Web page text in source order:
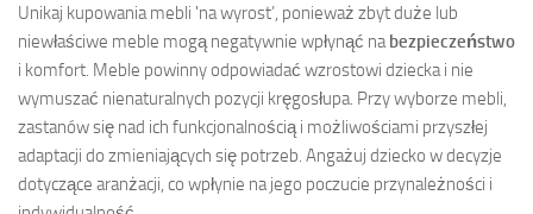
Unikaj kupowania mebli 'na wyrost’, ponieważ zbyt duże lub
niewłaściwe meble mogą negatywnie wpłynąć na bezpieczeństwo
i komfort. Meble powinny odpowiadać wzrostowi dziecka i nie
wymuszać nienaturalnych pozycji kręgosłupa. Przy wyborze mebli,
zastanów się nad ich funkcjonalnością i możliwościami przyszłej
adaptacji do zmieniających się potrzeb. Angażuj dziecko w decyzje
dotyczące aranżacji, co wpłynie na jego poczucie przynależności i